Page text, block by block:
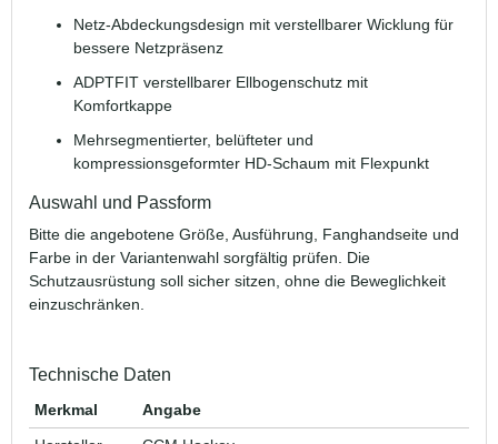
Netz-Abdeckungsdesign mit verstellbarer Wicklung für
bessere Netzpräsenz
ADPTFIT verstellbarer Ellbogenschutz mit
Komfortkappe
Mehrsegmentierter, belüfteter und
kompressionsgeformter HD-Schaum mit Flexpunkt
Auswahl und Passform
Bitte die angebotene Größe, Ausführung, Fanghandseite und
Farbe in der Variantenwahl sorgfältig prüfen. Die
Schutzausrüstung soll sicher sitzen, ohne die Beweglichkeit
einzuschränken.
Technische Daten
Merkmal
Angabe